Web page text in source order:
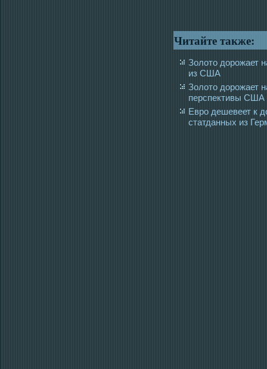
Читайте также:
Золото дорожает
из США
Золото дорожает
перспективы США
Евро дешевеет к
статданных из